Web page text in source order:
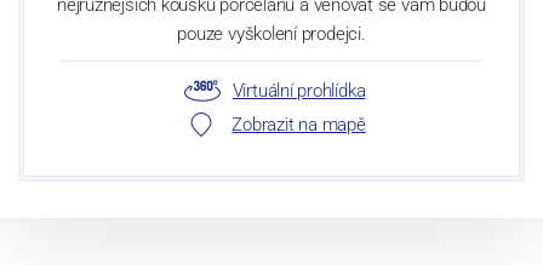
nejrůznějších kousků porcelánu a věnovat se vám budou
pouze vyškolení prodejci.
Virtuální prohlídka
Zobrazit na mapě